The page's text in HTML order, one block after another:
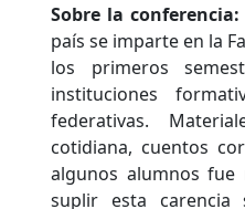
Sobre la conferencia:
país se imparte en la
los primeros
instituciones
federativas.
cotidiana, cuentos
algunos alumnos
suplir esta